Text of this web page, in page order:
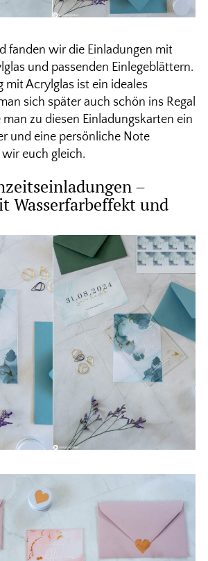
fanden wir die Einladungen mit
und passenden Einlegeblättern.
mit Acrylglas ist ein ideales
sich später auch schön ins Regal
zu diesen Einladungskarten ein
und eine persönliche Note
euch gleich.
–
Wasserfarbeffekt und